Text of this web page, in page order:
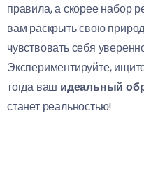
правила, а скорее набор
вам раскрыть свою
чувствовать себя
Экспериментируйте,
тогда ваш идеальный
станет реальностью!